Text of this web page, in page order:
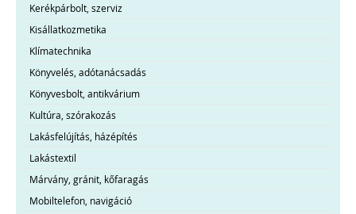
Kerékpárbolt, szerviz
Kisállatkozmetika
Klímatechnika
Könyvelés, adótanácsadás
Könyvesbolt, antikvárium
Kultúra, szórakozás
Lakásfelújítás, házépítés
Lakástextil
Márvány, gránit, kőfaragás
Mobiltelefon, navigáció